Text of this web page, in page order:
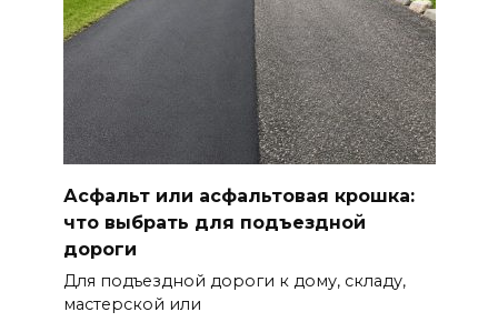
Асфальт или асфальтовая крошка:
что выбрать для подъездной
дороги
Для подъездной дороги к дому, складу,
мастерской или